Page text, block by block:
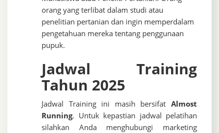
orang yang terlibat dalam studi atau
penelitian pertanian dan ingin memperdalam
pengetahuan mereka tentang penggunaan
pupuk.
Jadwal Training
Tahun 2025
Jadwal Training ini masih bersifat Almost
Running. Untuk kepastian jadwal pelatihan
silahkan Anda menghubungi marketing